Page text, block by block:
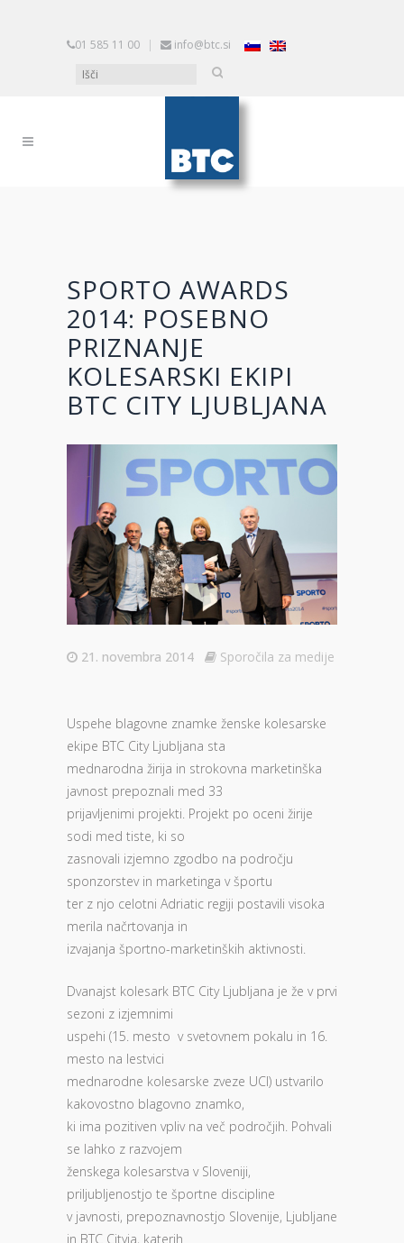
01 585 11 00 | info@btc.si
SPORTO AWARDS
2014: POSEBNO
PRIZNANJE
KOLESARSKI EKIPI
BTC CITY LJUBLJANA
21. novembra 2014 Sporočila za medije
Uspehe blagovne znamke ženske kolesarske
ekipe BTC City Ljubljana sta
mednarodna žirija in strokovna marketinška
javnost prepoznali med 33
prijavljenimi projekti. Projekt po oceni žirije
sodi med tiste, ki so
zasnovali izjemno zgodbo na področju
sponzorstev in marketinga v športu
ter z njo celotni Adriatic regiji postavili visoka
merila načrtovanja in
izvajanja športno-marketinških aktivnosti.
Dvanajst kolesark BTC City Ljubljana je že v prvi
sezoni z izjemnimi
uspehi (15. mesto v svetovnem pokalu in 16.
mesto na lestvici
mednarodne kolesarske zveze UCI) ustvarilo
kakovostno blagovno znamko,
ki ima pozitiven vpliv na več področjih. Pohvali
se lahko z razvojem
ženskega kolesarstva v Sloveniji,
priljubljenostjo te športne discipline
v javnosti, prepoznavnostjo Slovenije, Ljubljane
in BTC Cityja, katerih